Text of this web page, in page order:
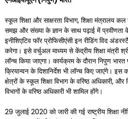
स्कूल शिक्षा और साक्षरता विभाग, शिक्षा मंत्रालय
समझ और संख्या के ज्ञान के साथ पढ़ाई में प्रवीणता
इनीशिएटिव फॉर प्रोफिसीएंसी इन रीडिंग विद
करेगा। इसे वर्चुअल माध्यम से केंद्रीय शिक्षा मंत्री
लॉन्च किया जाएगा। कार्यक्रम के दौरान निपुण
क्रियान्वन के दिशानिर्देश भी लॉन्च किए जाएंगे। इस
क्षेत्रों के स्कूल शिक्षा विभाग के वरिष्ठ अधिकारी, और
विभागों के वरिष्ठ अधिकारी भी शामिल होंगे।
29 जुलाई 2020 को जारी की गई राष्ट्रीय शिक्षा